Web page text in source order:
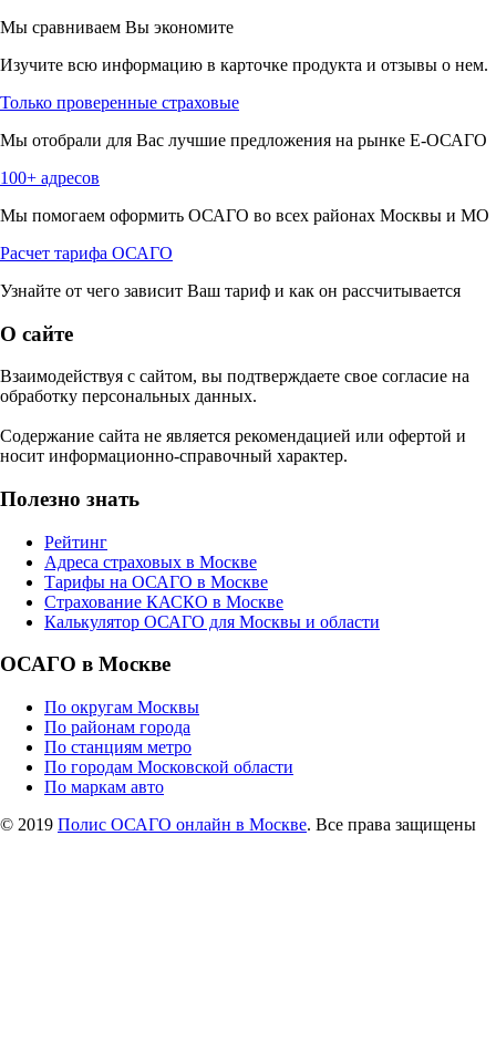
Мы сравниваем Вы экономите
Изучите всю информацию в карточке продукта и отзывы о нем.
Только проверенные страховые
Мы отобрали для Вас лучшие предложения на рынке Е-ОСАГО
100+ адресов
Мы помогаем оформить ОСАГО во всех районах Москвы и МО
Расчет тарифа ОСАГО
Узнайте от чего зависит Ваш тариф и как он рассчитывается
О сайте
Взаимодействуя с сайтом, вы подтверждаете свое согласие на
обработку персональных данных.
Содержание сайта не является рекомендацией или офертой и
носит информационно-справочный характер.
Полезно знать
Рейтинг
Адреса страховых в Москве
Тарифы на ОСАГО в Москве
Страхование КАСКО в Москве
Калькулятор ОСАГО для Москвы и области
ОСАГО в Москве
По округам Москвы
По районам города
По станциям метро
По городам Московской области
По маркам авто
© 2019 Полис ОСАГО онлайн в Москве. Все права защищены